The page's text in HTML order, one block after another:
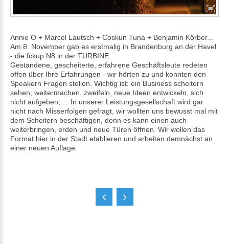
Annie O + Marcel Lautsch + Coskun Tuna + Benjamin Körber...
Am 8. November gab es erstmalig in Brandenburg an der Havel
- die fckup N8 in der TURBINE.
Gestandene, gescheiterte, erfahrene Geschäftsleute redeten
offen über Ihre Erfahrungen - wir hörten zu und konnten den
Speakern Fragen stellen. Wichtig ist: ein Business scheitern
sehen, weitermachen, zweifeln, neue Ideen entwickeln, sich
nicht aufgeben, ... In unserer Leistungsgesellschaft wird gar
nicht nach Misserfolgen gefragt, wir wollten uns bewusst mal mit
dem Scheitern beschäftigen, denn es kann einen auch
weiterbringen, erden und neue Türen öffnen. Wir wollen das
Format hier in der Stadt etablieren und arbeiten demnächst an
einer neuen Auflage.